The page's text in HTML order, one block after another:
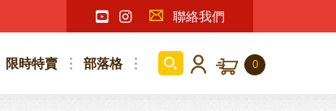
聯絡我們
限時特賣 部落格 0